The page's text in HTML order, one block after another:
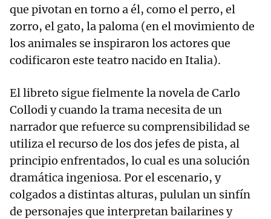
que pivotan en torno a él, como el perro, el
zorro, el gato, la paloma (en el movimiento de
los animales se inspiraron los actores que
codificaron este teatro nacido en Italia).
El libreto sigue fielmente la novela de Carlo
Collodi y cuando la trama necesita de un
narrador que refuerce su comprensibilidad se
utiliza el recurso de los dos jefes de pista, al
principio enfrentados, lo cual es una solución
dramática ingeniosa. Por el escenario, y
colgados a distintas alturas, pululan un sinfín
de personajes que interpretan bailarines y